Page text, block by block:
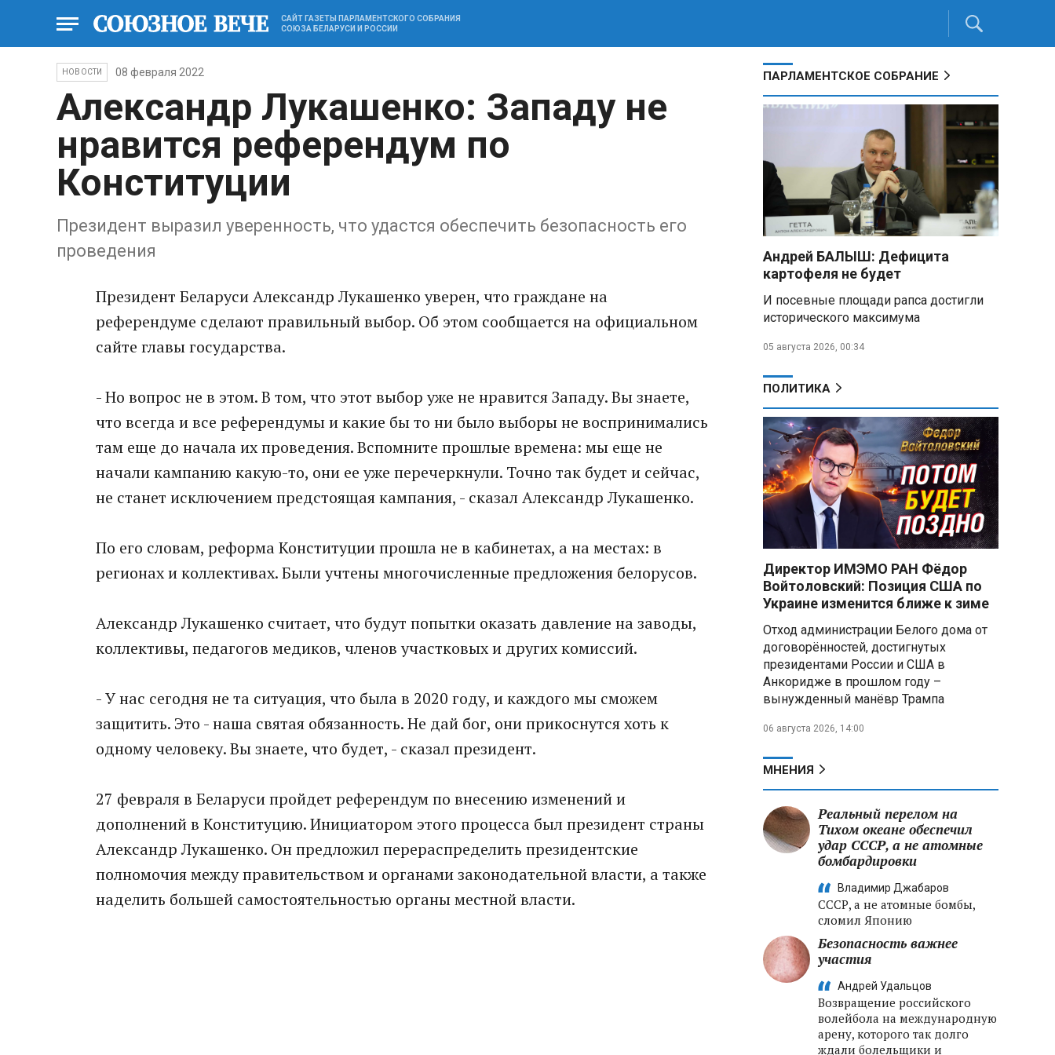
САЙТ ГАЗЕТЫ ПАРЛАМЕНТСКОГО СОБРАНИЯ
СОЮЗА БЕЛАРУСИ И РОССИИ
НОВОСТИ 08 февраля 2022
Александр Лукашенко: Западу не
нравится референдум по
Конституции
Президент выразил уверенность, что удастся обеспечить безопасность его
проведения
Президент Беларуси Александр Лукашенко уверен, что граждане на
референдуме сделают правильный выбор. Об этом сообщается на официальном
сайте главы государства.
- Но вопрос не в этом. В том, что этот выбор уже не нравится Западу. Вы знаете,
что всегда и все референдумы и какие бы то ни было выборы не воспринимались
там еще до начала их проведения. Вспомните прошлые времена: мы еще не
начали кампанию какую-то, они ее уже перечеркнули. Точно так будет и сейчас,
не станет исключением предстоящая кампания, - сказал Александр Лукашенко.
По его словам, реформа Конституции прошла не в кабинетах, а на местах: в
регионах и коллективах. Были учтены многочисленные предложения белорусов.
Александр Лукашенко считает, что будут попытки оказать давление на заводы,
коллективы, педагогов медиков, членов участковых и других комиссий.
- У нас сегодня не та ситуация, что была в 2020 году, и каждого мы сможем
защитить. Это - наша святая обязанность. Не дай бог, они прикоснутся хоть к
одному человеку. Вы знаете, что будет, - сказал президент.
27 февраля в Беларуси пройдет референдум по внесению изменений и
дополнений в Конституцию. Инициатором этого процесса был президент страны
Александр Лукашенко. Он предложил перераспределить президентские
полномочия между правительством и органами законодательной власти, а также
наделить большей самостоятельностью органы местной власти.
ПАРЛАМЕНТСКОЕ СОБРАНИЕ
Андрей БАЛЫШ: Дефицита
картофеля не будет
И посевные площади рапса достигли
исторического максимума
05 августа 2026, 00:34
ПОЛИТИКА
Директор ИМЭМО РАН Фёдор
Войтоловский: Позиция США по
Украине изменится ближе к зиме
Отход администрации Белого дома от
договорённостей, достигнутых
президентами России и США в
Анкоридже в прошлом году –
вынужденный манёвр Трампа
06 августа 2026, 14:00
МНЕНИЯ
Реальный перелом на
Тихом океане обеспечил
удар СССР, а не атомные
бомбардировки
Владимир Джабаров
СССР, а не атомные бомбы,
сломил Японию
Безопасность важнее
участия
Андрей Удальцов
Возвращение российского
волейбола на международную
арену, которого так долго
ждали болельщики и